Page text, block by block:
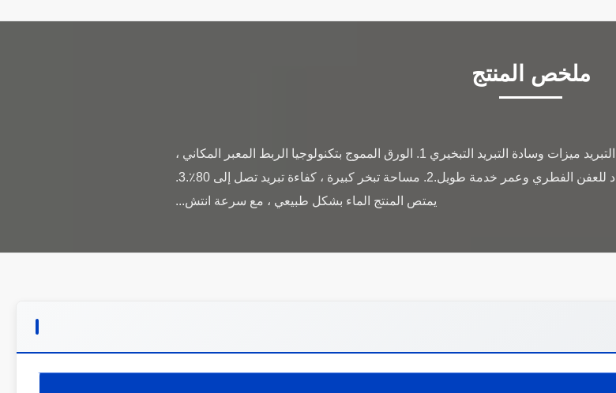
ملخص المنتج
جدار وسادة التبريد الرطب وستارة المياه لنظام التبريد ميزات وسادة التبريد التبخيري 1. الورق المموج بتكنولوجيا الربط المعبر المكاني ،
قابلية امتصاص عالية ، مقاومة عالية للماء ، مضاد للعفن الفطري وعمر خدمة طويل.2. مساحة تبخر كبيرة ، كفاءة تبريد تصل إلى 80٪.3.
يمتص المنتج الماء بشكل طبيعي ، مع سرعة انتش...